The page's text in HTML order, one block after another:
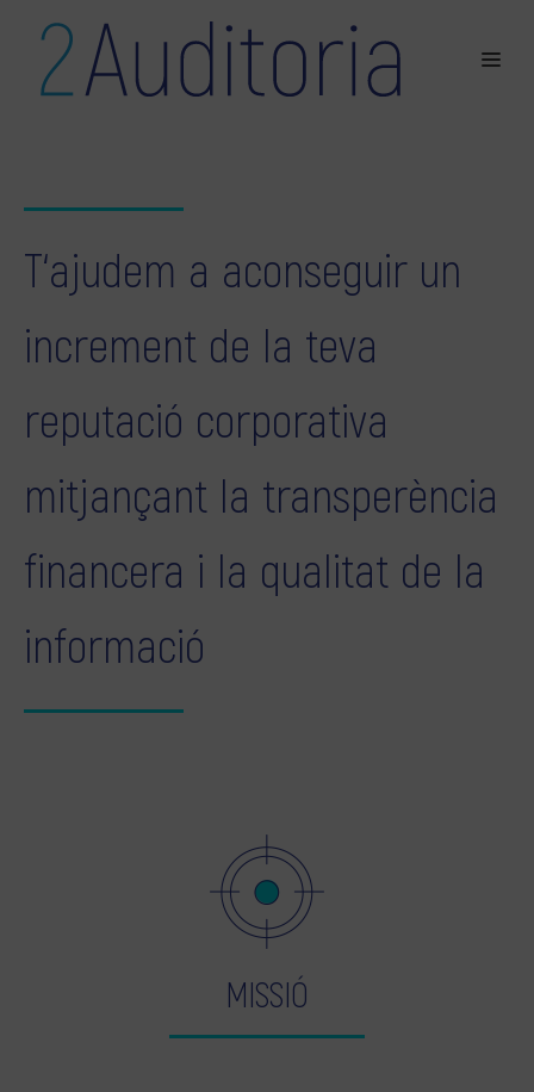
T‘ajudem a aconseguir un
increment de la teva
reputació corporativa
mitjançant la transperència
financera i la qualitat de la
informació
MISSIÓ